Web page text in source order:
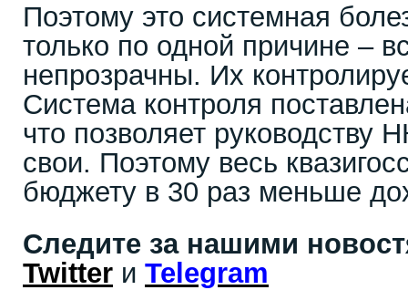
Поэтому это системная
только по одной причине –
непрозрачны. Их
Система контроля
что позволяет руководству
свои. Поэтому весь
бюджету в 30 раз меньше
Следите за нашими
Twitter и Telegram